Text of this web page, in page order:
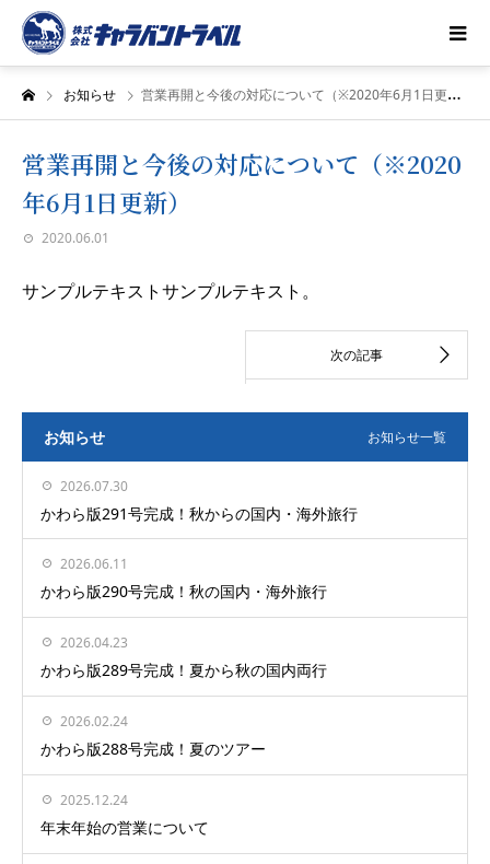
お知らせ 営業再開と今後の対応について（※2020年6月1日更新）
営業再開と今後の対応について（※2020
年6月1日更新）
2020.06.01
サンプルテキストサンプルテキスト。
お知らせ お知らせ一覧
2026.07.30
かわら版291号完成！秋からの国内・海外旅行
2026.06.11
かわら版290号完成！秋の国内・海外旅行
2026.04.23
かわら版289号完成！夏から秋の国内両行
2026.02.24
かわら版288号完成！夏のツアー
2025.12.24
年末年始の営業について